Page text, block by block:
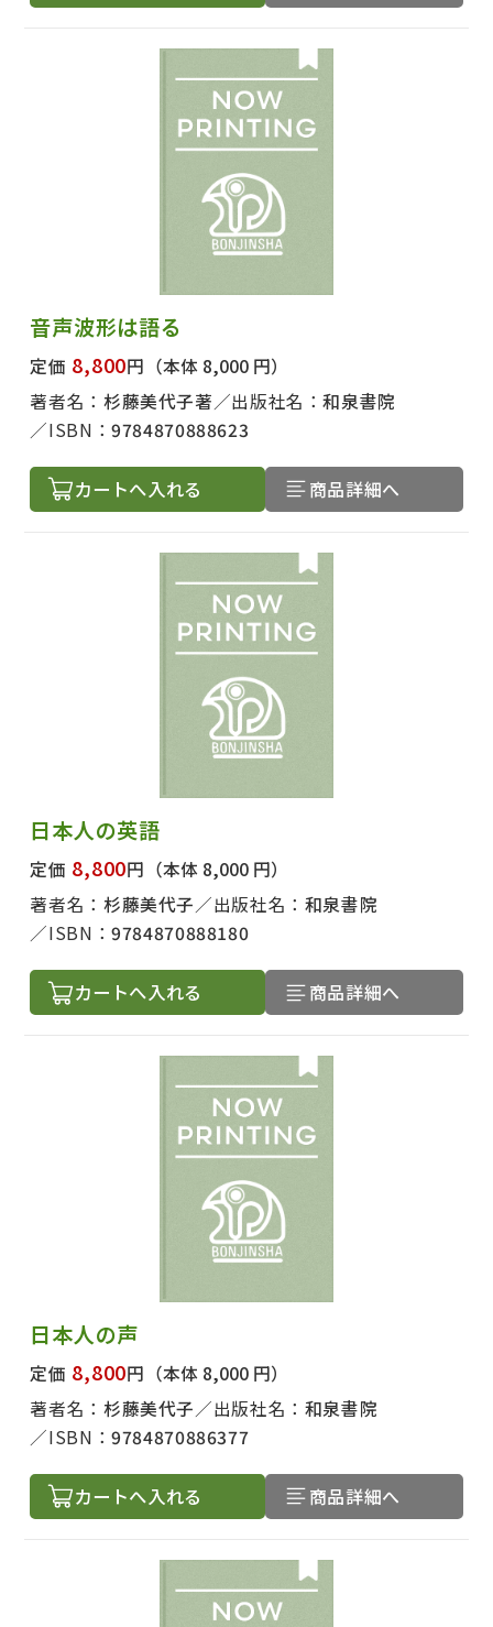
音声波形は語る
定価 8,800円 （本体 8,000 円）
著者名： 杉藤美代子著 出版社名：和泉書院
ISBN：9784870888623
カートへ入れる 商品詳細へ
日本人の英語
定価 8,800円 （本体 8,000 円）
著者名： 杉藤美代子 出版社名： 和泉書院
ISBN：9784870888180
カートへ入れる 商品詳細へ
日本人の声
定価 8,800円 （本体 8,000 円）
著者名： 杉藤美代子 出版社名： 和泉書院
ISBN：9784870886377
カートへ入れる 商品詳細へ